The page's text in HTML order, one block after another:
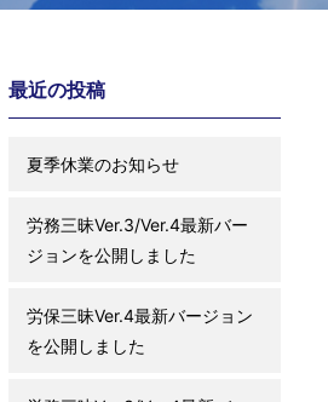
最近の投稿
夏季休業のお知らせ
労務三昧Ver.3/Ver.4最新バー
ジョンを公開しました
労保三昧Ver.4最新バージョン
を公開しました